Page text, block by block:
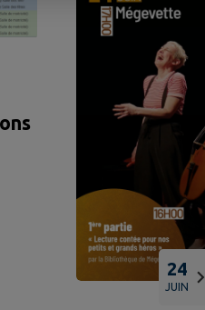
24
JUIN